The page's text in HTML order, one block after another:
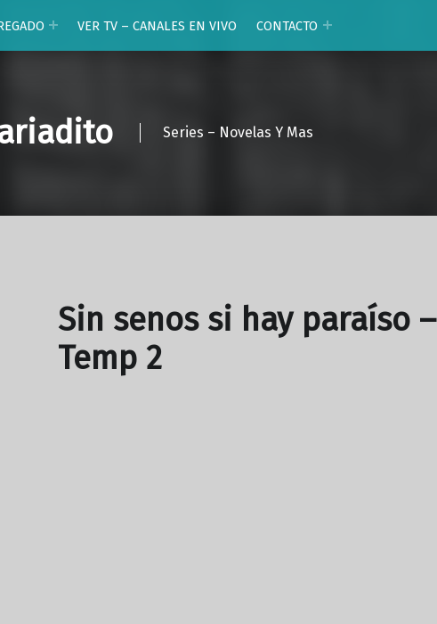
VER TV – CANALES EN VIVO CONTACTO
Series – Novelas Y Mas
Sin senos si hay paraíso
Temp 2